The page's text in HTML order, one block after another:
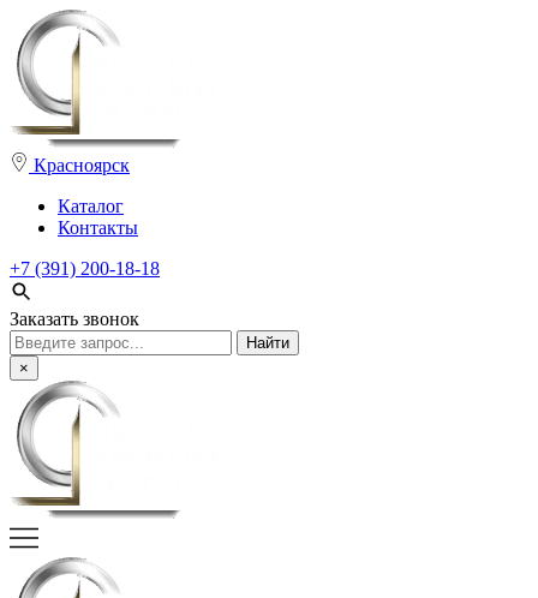
Красноярск
Каталог
Контакты
+7 (391) 200-18-18
Заказать звонок
Поиск:
×